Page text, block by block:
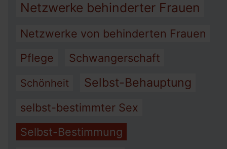
Netzwerke behinderter Frauen
Netzwerke von behinderten Frauen
Pflege
Schwangerschaft
Schönheit Selbst-Behauptung
selbst-bestimmter Sex
Selbst-Bestimmung